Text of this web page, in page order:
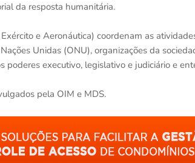
da resposta humanitária.
e Aeronáutica) coordenam as
Unidas (ONU), organizações da
poderes executivo, legislativo e judiciário e
pela OIM e MDS.